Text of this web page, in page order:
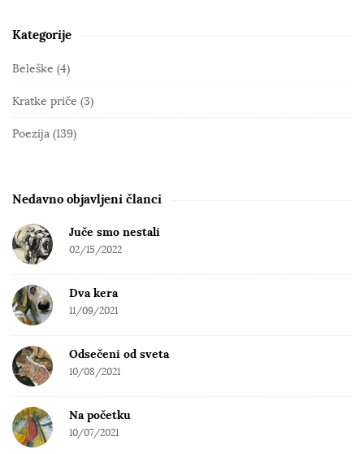
S
i
e
S
e
a
r
Kategorije
Beleške (4)
Kratke priče (3)
Poezija (139)
Nedavno objavljeni članci
Juče smo nestali
02/15/2022
Dva kera
11/09/2021
Odsečeni od sveta
10/08/2021
Na početku
10/07/2021